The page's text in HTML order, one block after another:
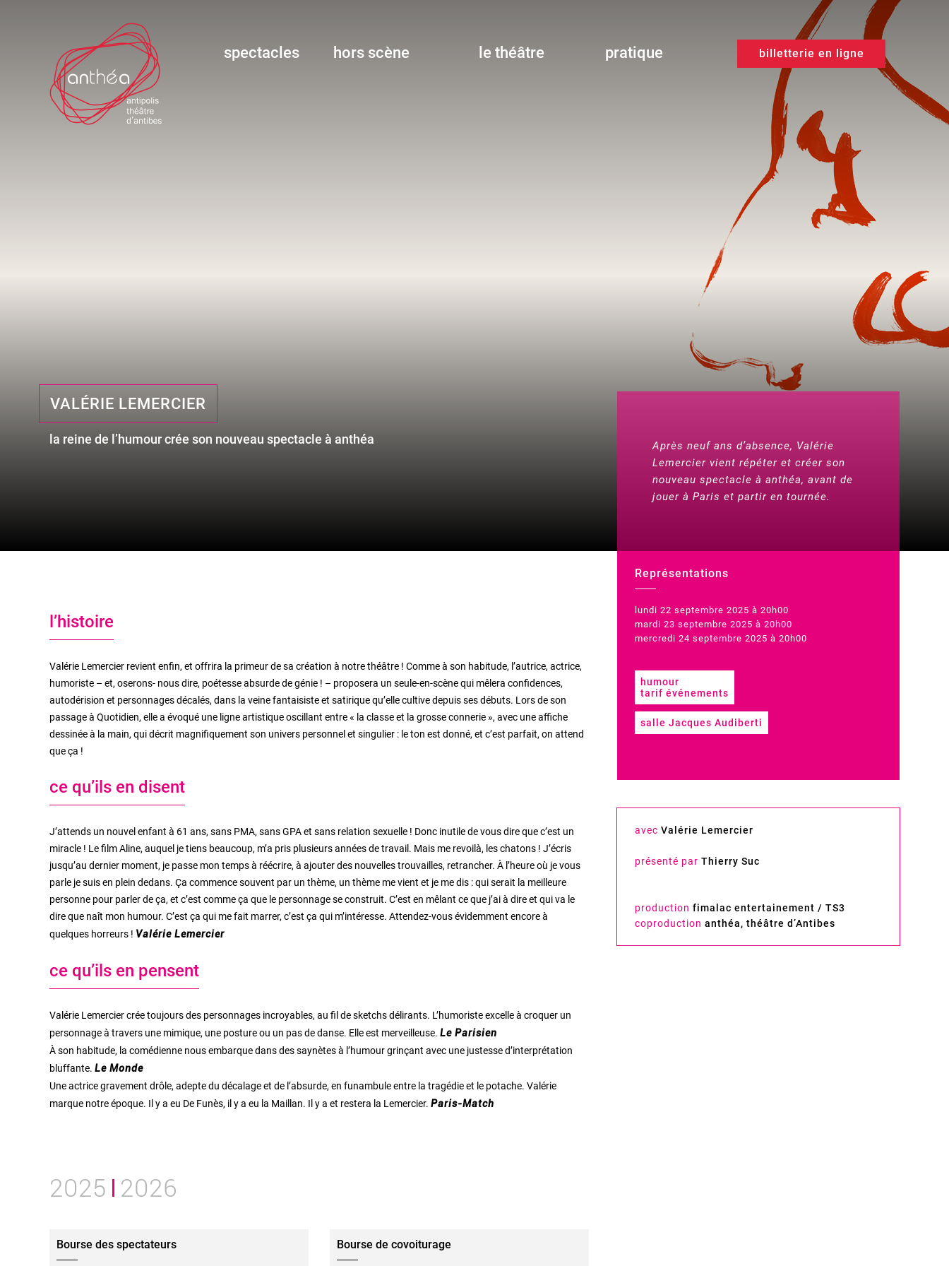
spectacles hors scène le théâtre pratique billetterie en ligne
VALÉRIE LEMERCIER
la reine de l’humour crée son nouveau spectacle à anthéa
Après neuf ans d’absence, Valérie
Lemercier vient répéter et créer son
nouveau spectacle à anthéa, avant de
jouer à Paris et partir en tournée.
Représentations
lundi 22 septembre 2025 à 20h00
mardi 23 septembre 2025 à 20h00
mercredi 24 septembre 2025 à 20h00
humour
tarif événements
salle Jacques Audiberti
avec Valérie Lemercier
présenté par Thierry Suc
production fimalac entertainement / TS3
coproduction anthéa, théâtre d’Antibes
l’histoire
Valérie Lemercier revient enfin, et offrira la primeur de sa création à notre théâtre ! Comme à son habitude, l’autrice, actrice,
humoriste – et, oserons- nous dire, poétesse absurde de génie ! – proposera un seule-en-scène qui mêlera confidences,
autodérision et personnages décalés, dans la veine fantaisiste et satirique qu’elle cultive depuis ses débuts. Lors de son
passage à Quotidien, elle a évoqué une ligne artistique oscillant entre « la classe et la grosse connerie », avec une affiche
dessinée à la main, qui décrit magnifiquement son univers personnel et singulier : le ton est donné, et c’est parfait, on attend
que ça !
ce qu’ils en disent
J’attends un nouvel enfant à 61 ans, sans PMA, sans GPA et sans relation sexuelle ! Donc inutile de vous dire que c’est un
miracle ! Le film Aline, auquel je tiens beaucoup, m’a pris plusieurs années de travail. Mais me revoilà, les chatons ! J’écris
jusqu’au dernier moment, je passe mon temps à réécrire, à ajouter des nouvelles trouvailles, retrancher. À l’heure où je vous
parle je suis en plein dedans. Ça commence souvent par un thème, un thème me vient et je me dis : qui serait la meilleure
personne pour parler de ça, et c’est comme ça que le personnage se construit. C’est en mêlant ce que j’ai à dire et qui va le
dire que naît mon humour. C’est ça qui me fait marrer, c’est ça qui m’intéresse. Attendez-vous évidemment encore à
quelques horreurs ! Valérie Lemercier
ce qu’ils en pensent
Valérie Lemercier crée toujours des personnages incroyables, au fil de sketchs délirants. L’humoriste excelle à croquer un
personnage à travers une mimique, une posture ou un pas de danse. Elle est merveilleuse. Le Parisien
À son habitude, la comédienne nous embarque dans des saynètes à l’humour grinçant avec une justesse d’interprétation
bluffante. Le Monde
Une actrice gravement drôle, adepte du décalage et de l’absurde, en funambule entre la tragédie et le potache. Valérie
marque notre époque. Il y a eu De Funès, il y a eu la Maillan. Il y a et restera la Lemercier. Paris-Match
2025 2026
Bourse des spectateurs Bourse de covoiturage